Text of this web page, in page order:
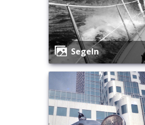
Segeln